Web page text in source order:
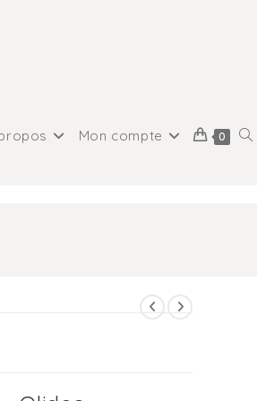
Mon compte 0